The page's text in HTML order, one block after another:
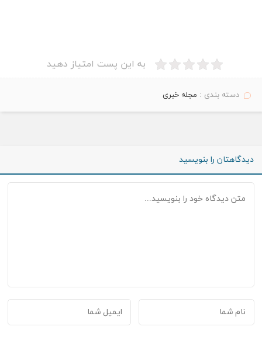
به این پست امتیاز دهید
دسته بندی : مجله خبری
دیدگاهتان را بنویسید